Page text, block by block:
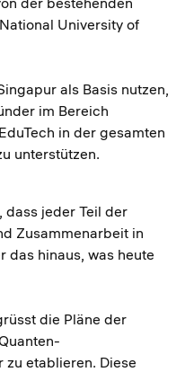
University of
als Basis nutzen,
im Bereich
in der gesamten
unterstützen.
dass jeder Teil der
Zusammenarbeit in
hinaus, was heute
die Pläne der
zu etablieren. Diese